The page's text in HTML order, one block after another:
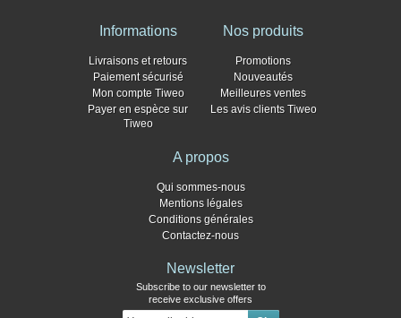
Informations
Livraisons et retours
Paiement sécurisé
Mon compte Tiweo
Payer en espèce sur
Tiweo
Nos produits
Promotions
Nouveautés
Meilleures ventes
Les avis clients Tiweo
A propos
Qui sommes-nous
Mentions légales
Conditions générales
Contactez-nous
Newsletter
Subscribe to our newsletter to
receive exclusive offers